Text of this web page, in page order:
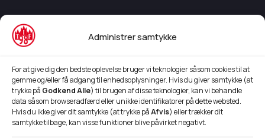
Administrer samtykke
For at give dig den bedste oplevelse bruger vi teknologier såsom cookies til at
gemme og/eller få adgang til enhedsoplysninger. Hvis du giver samtykke (at
trykke på Godkend Alle) til brugen af disse teknologier, kan vi behandle
data såsom browseradfærd eller unikke identifikatorer på dette websted.
Hvis du ikke giver dit samtykke (at trykke påAfvis) eller trækker dit
samtykke tilbage, kan visse funktioner blive påvirket negativt.
Info
Bestyrelsesmedlemmer
Aktivitetsoversigt 24/25
Børnehave idræt
TIF 98's Sponsorkoncept